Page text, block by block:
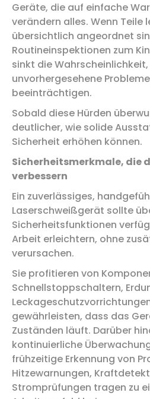
Geräte, die auf einfache
verändern alles. Wenn Teile
übersichtlich angeordnet
Routineinspektionen zum
sinkt die
unvorhergesehene
beeinträchtigen.
Sobald diese Hürden
deutlicher, wie solide
Sicherheit erhöhen können.
Sicherheitsmerkmale, die
verbessern
Ein zuverlässiges,
Laserschweißgerät sollte
Sicherheitsfunktionen
Arbeit erleichtern, ohne
verursachen.
Sie profitieren von
Schnellstoppschaltern,
gewährleisten, dass das
Zuständen läuft. Darüber
kontinuierliche
frühzeitige Erkennung von
Hitzewarnungen,
Stromprüfungen tragen zu